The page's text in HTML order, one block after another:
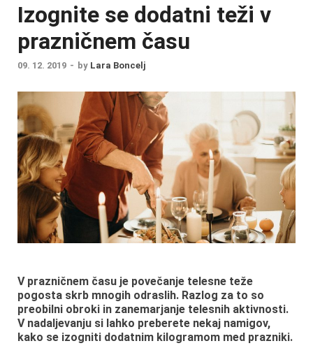
Izognite se dodatni teži v
prazničnem času
09. 12. 2019 - by Lara Boncelj
V prazničnem času je povečanje telesne teže
pogosta skrb mnogih odraslih. Razlog za to so
preobilni obroki in zanemarjanje telesnih aktivnosti.
V nadaljevanju si lahko preberete nekaj namigov,
kako se izogniti dodatnim kilogramom med prazniki.